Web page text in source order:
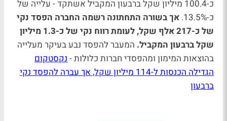
כ-100.4 מיליון שקל ברבעון המקביל אשתקד - עלייה של
כ-13.5%.
אך בשורה התחתונה רשמה החברה הפסד נקי
של כ-217 אלף שקל, לעומת רווח נקי של כ-1.3 מיליון
שקל ברבעון המקביל. המעבר להפסד נבע בעיקר מעלייה
בהוצאות המימון ומהפסדי חברות כלולות -נקסטקום
הגדילה הכנסות ל-114 מיליון שקל, אך עברה להפסד נקי
ברבעון